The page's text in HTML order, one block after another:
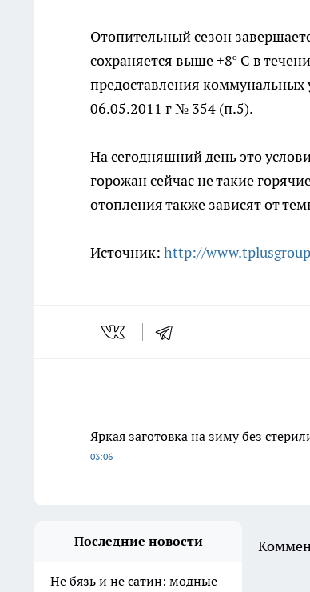
Отопительный сезон
сохраняется выше +8º С в
предоставления
06.05.2011 г № 354 (п.5).
На сегодняшний день это
горожан сейчас не такие
отопления также зависят от
Источник: http://
Яркая заготовка на зиму без
03:06
Последние новости
Не бязь и не сатин: модные